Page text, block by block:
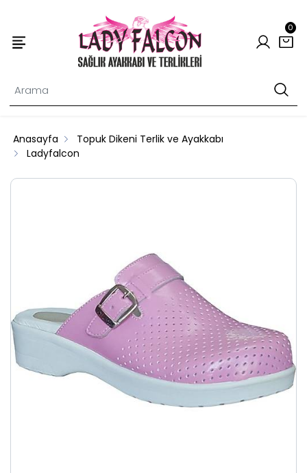
0
Anasayfa
Topuk Dikeni Terlik ve Ayakkabı
Ladyfalcon